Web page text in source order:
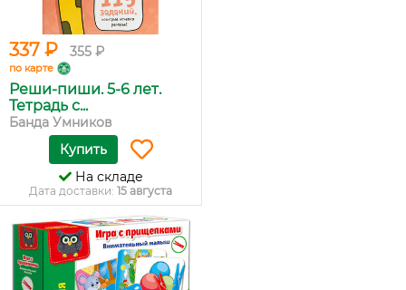
337 ₽ 355 ₽
по карте
Реши-пиши. 5-6 лет.
Тетрадь с...
Банда Умников
Купить
На складе
Дата доставки: 15 августа